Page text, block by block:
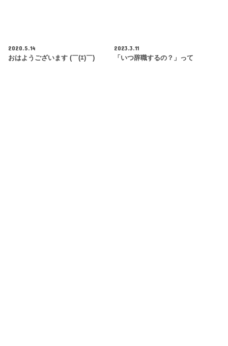
2020.5.14
おはようございます (￣(ｴ)￣)
2023.3.11
「いつ辞職するの？」って